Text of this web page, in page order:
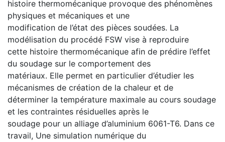
histoire thermomécanique provoque des phénomènes
physiques et mécaniques et une
modification de l’état des pièces soudées. La
modélisation du procédé FSW vise à reproduire
cette histoire thermomécanique afin de prédire l’effet
du soudage sur le comportement des
matériaux. Elle permet en particulier d’étudier les
mécanismes de création de la chaleur et de
déterminer la température maximale au cours soudage
et les contraintes résiduelles après le
soudage pour un alliage d’aluminium 6061-T6. Dans ce
travail, Une simulation numérique du